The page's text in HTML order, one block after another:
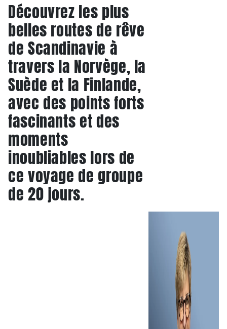
Découvrez les plus
belles routes de rêve
de Scandinavie à
travers la Norvège, la
Suède et la Finlande,
avec des points forts
fascinants et des
moments
inoubliables lors de
ce voyage de groupe
de 20 jours.